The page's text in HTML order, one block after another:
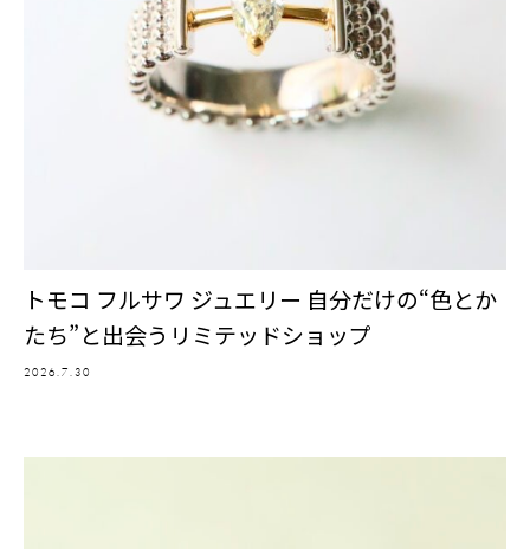
トモコ フルサワ ジュエリー 自分だけの“色とか
たち”と出会うリミテッドショップ
2026.7.30